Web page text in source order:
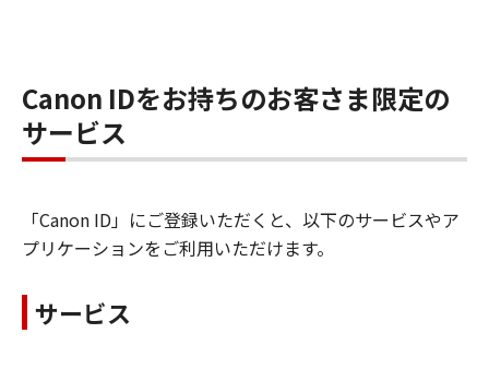
Canon IDをお持ちのお客さま限定の
サービス
「Canon ID」にご登録いただくと、以下のサービスやア
プリケーションをご利用いただけます。
サービス